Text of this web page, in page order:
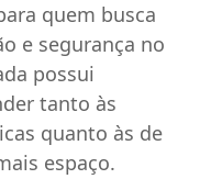
quem busca
e segurança no
possui
tanto às
quanto às de
espaço.